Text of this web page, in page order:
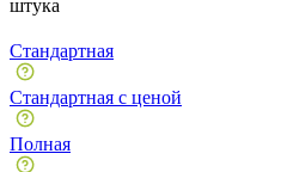
штука
Стандартная
Стандартная с ценой
Полная